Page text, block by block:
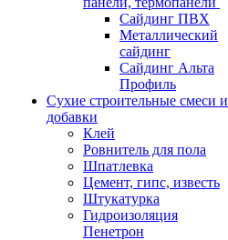
Сайдинг ПВХ
Металлический
сайдинг
Сайдинг Альта
Профиль
Сухие строительные смеси и
добавки
Клей
Ровнитель для пола
Шпатлевка
Цемент, гипс, известь
Штукатурка
Гидроизоляция
Пенетрон